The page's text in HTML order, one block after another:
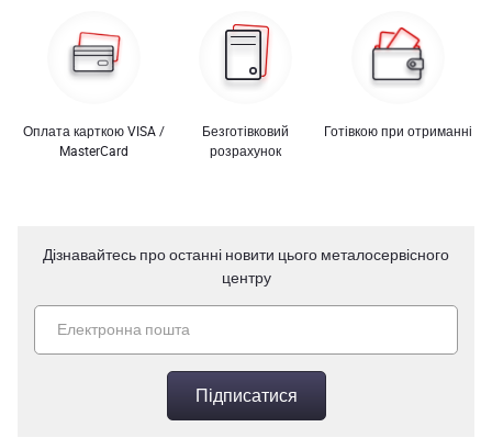
Оплата карткою VISA /
MasterCard
Безготівковий
розрахунок
Готівкою при отриманні
Дізнавайтесь про останні новити цього металосервісного
центру
Підписатися